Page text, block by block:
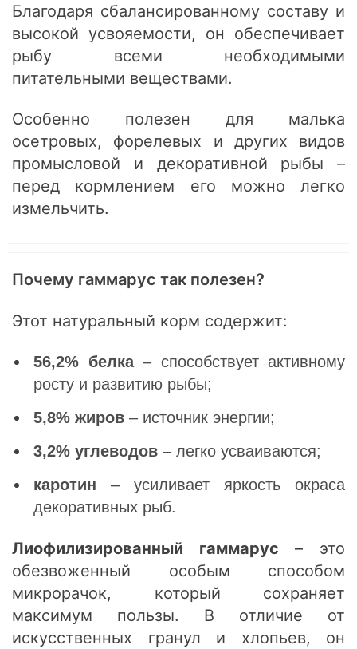
Благодаря сбалансированному составу и
высокой усвояемости, он обеспечивает
рыбу всеми необходимыми
питательными веществами.
Особенно полезен для малька
осетровых, форелевых и других видов
промысловой и декоративной рыбы –
перед кормлением его можно легко
измельчить.
Почему гаммарус так полезен?
Этот натуральный корм содержит:
56,2% белка– способствует активному
росту и развитию рыбы;
5,8% жиров – источник энергии;
3,2% углеводов – легко усваиваются;
каротин – усиливает яркость окраса
декоративных рыб.
Лиофилизированный гаммарус – это
обезвоженный особым способом
микрорачок, который сохраняет
максимум пользы. В отличие от
искусственных гранул и хлопьев, он